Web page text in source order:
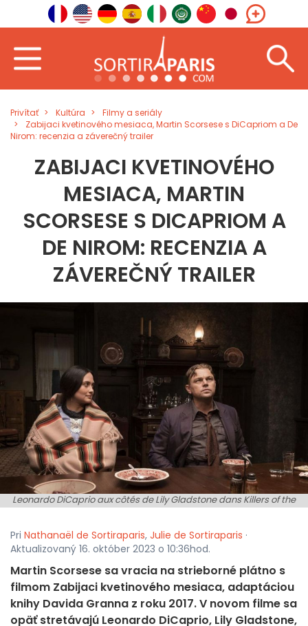
Privítať Kultúra
Filmy a seriály
Zabijaci kvetinového mesiaca, Martin Scorsese s DiCapriom a De
Nirom: recenzia a záverečný trailer
ZABIJACI KVETINOVÉHO
MESIACA, MARTIN
SCORSESE S DICAPRIOM A
DE NIROM: RECENZIA A
ZÁVEREČNÝ TRAILER
Leonardo DiCaprio aux côtés de Lily Gladstone dans Killers of the
Pri Nathanaël de Sortiraparis, Julie de Sortiraparis ·
Aktualizovaný 16. október 2023 o 10:36hod.
Martin Scorsese sa vracia na strieborné plátno s
filmom Zabijaci kvetinového mesiaca, adaptáciou
knihy Davida Granna z roku 2017. V novom filme sa
opäť stretávajú Leonardo DiCaprio, Lily Gladstone,